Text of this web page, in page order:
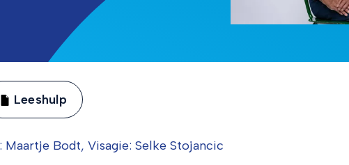
Leeshulp
Maartje Bodt, Visagie: Selke Stojancic